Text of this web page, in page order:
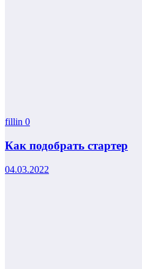
fillin 0
Как подобрать стартер
04.03.2022